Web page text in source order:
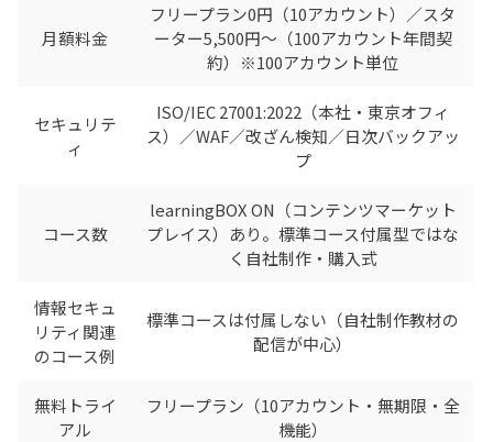
月額料金
フリープラン0円（10アカウント）／スタ
ーター5,500円〜（100アカウント年間契
約）※100アカウント単位
セキュリテ
ィ
ISO/IEC 27001:2022（本社・東京オフィ
ス）／WAF／改ざん検知／日次バックアッ
プ
コース数
learningBOX ON（コンテンツマーケット
プレイス）あり。標準コース付属型ではな
く自社制作・購入式
情報セキュ
リティ関連
のコース例
標準コースは付属しない（自社制作教材の
配信が中心）
無料トライ
アル
フリープラン（10アカウント・無期限・全
機能）